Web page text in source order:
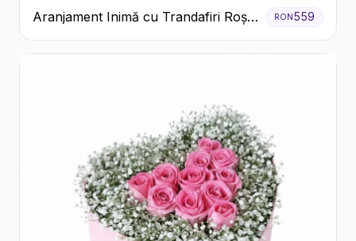
Aranjament Inimă cu Trandafiri Roșii
și Ciocolată Ferrero Rocher
RON559